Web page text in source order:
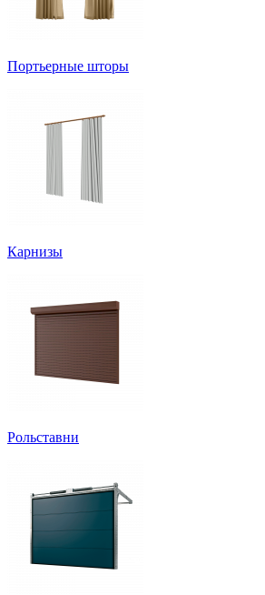
Портьерные шторы
Карнизы
Рольставни